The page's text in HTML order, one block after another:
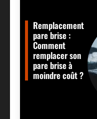
Remplacement
pare brise :
Comment
remplacer son
pare brise à
moindre coût ?